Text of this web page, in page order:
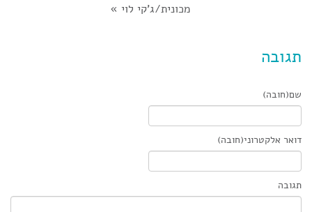
מכונית/ג'קי לוי»
תגובה
שם(חובה)
דואר אלקטרוני(חובה)
תגובה